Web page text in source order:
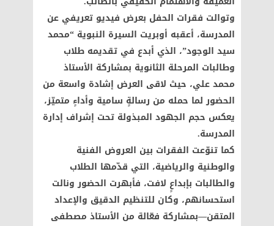
وتوالت فقرات الحفل بعرض فيديو تعريفي عن
المدرسة، أعقبه أوبريت السيرة النبوية “محمد
سيد الوجود”، الذي أبدع في تقديمه طلاب
وطالبات المرحلة الثانوية بمشاركة الأستاذ
محمد علي، حيث لاقى العرض إشادة واسعة من
الحضور لما حمله من رسالةٍ سامية وأداءٍ متميّز،
يعكس حجم الجهود المبذولة تحت إشراف إدارة
المدرسة.
كما تنوّعت الفقرات بين العروض الفنية
والوطنية والرياضية، التي قدّمها الطلاب
والطالبات بإبداعٍ لافت، فأبهرت الحضور ونالت
استحسانهم، وكان للتنظيم الدقيق والإعداد
المتقن—بمشاركة فعّالة من الأستاذ مصطفى